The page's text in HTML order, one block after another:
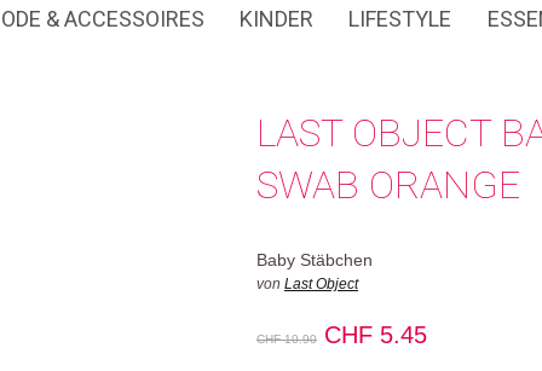
& ACCESSOIRES KINDER LIFESTYLE
LAST OBJECT
SWAB ORANGE
Baby Stäbchen
von Last Object
CHF10.90
Ursprünglicher
CHF 5.45Aktueller